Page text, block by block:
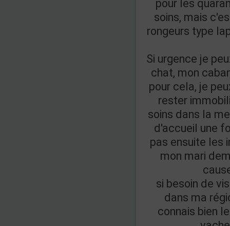
pour les
soins, mais
rongeurs type
Si urgence je
chat, mon
pour cela, je
rester
soins dans la
d'accueil une
pas ensuite les
mon mari
si besoin de
dans ma
connais bien